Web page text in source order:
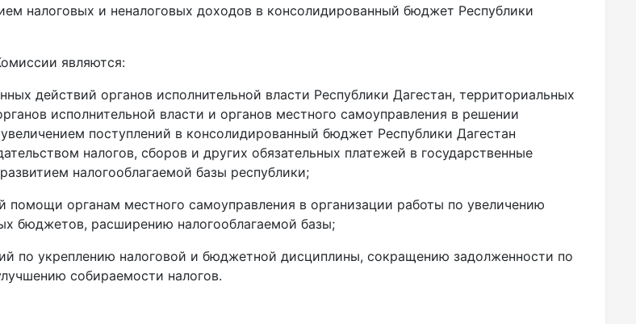
налоговых и неналоговых доходов в консолидированный бюджет Республики
являются:
действий органов исполнительной власти Республики Дагестан, территориальных
исполнительной власти и органов местного самоуправления в решении
поступлений в консолидированный бюджет Республики Дагестан
налогов, сборов и других обязательных платежей в государственные
налогооблагаемой базы республики;
помощи органам местного самоуправления в организации работы по увеличению
бюджетов, расширению налогооблагаемой базы;
по укреплению налоговой и бюджетной дисциплины, сокращению задолженности по
собираемости налогов.